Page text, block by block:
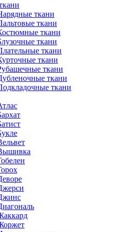
ткани
ткани
ткани
ткани
ткани
ткани
ткани
ткани
ткани